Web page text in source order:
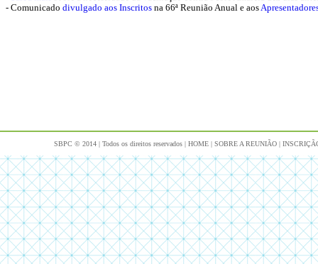
- Comunicado divulgado aos Inscritos na 66ª Reunião Anual e aos
SBPC © 2014 | Todos os direitos reservados | HOME| SOBRE A REUNIÃO |